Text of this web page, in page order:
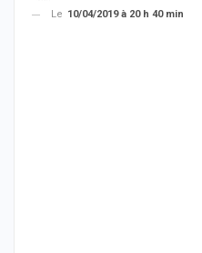
Le 10/04/2019 à 20 h 40 min